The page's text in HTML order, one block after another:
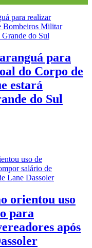
para
do Corpo de
estará
do Sul
orientou uso
para
após